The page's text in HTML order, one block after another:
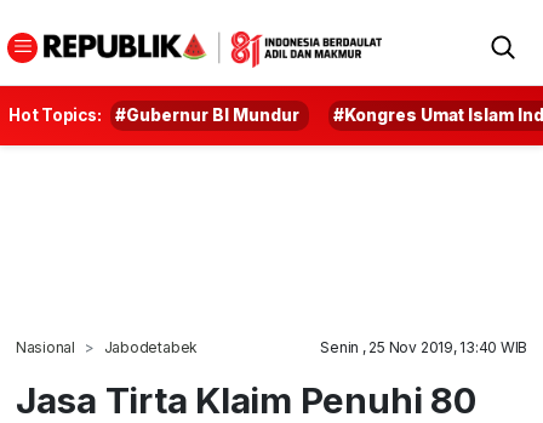
Hot Topics: #Gubernur BI Mundur #Kongres Umat Islam
Nasional Jabodetabek Senin , 25 Nov 2019, 13:40 WIB
Jasa Tirta Klaim Penuhi 80